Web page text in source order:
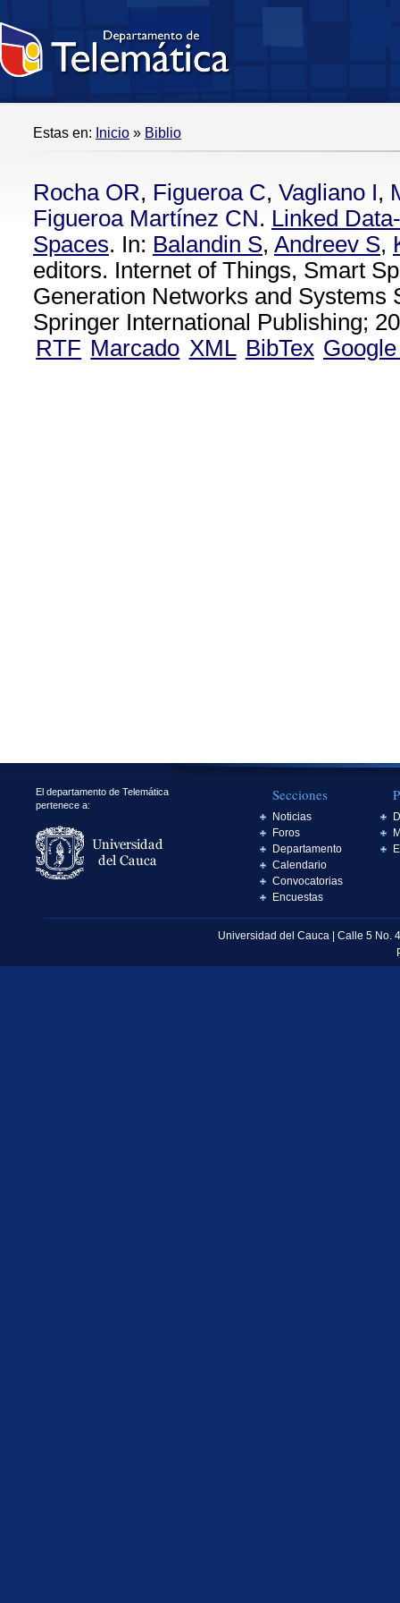
Estas en: Inicio » Biblio
Rocha OR, Figueroa C, Vagliano I,
Figueroa Martínez CN. Linked
Spaces. In: Balandin S, Andreev S,
editors. Internet of Things, Smart
Generation Networks and Systems
Springer International Publishing;
RTF Marcado XML BibTex
El departamento de Telemática
pertenece a:
Secciones
Noticias
Foros
Departamento
Calendario
Convocatorias
Encuestas
Universidad del Cauca | Calle 5 No.